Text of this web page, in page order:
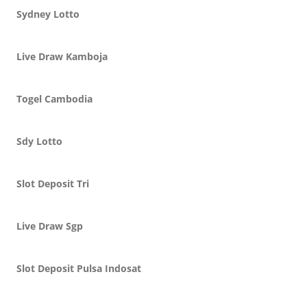
Sydney Lotto
Live Draw Kamboja
Togel Cambodia
Sdy Lotto
Slot Deposit Tri
Live Draw Sgp
Slot Deposit Pulsa Indosat